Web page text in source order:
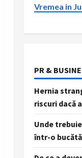
Vremea in
PR &
Hernia
riscuri dacă
Unde
într-o